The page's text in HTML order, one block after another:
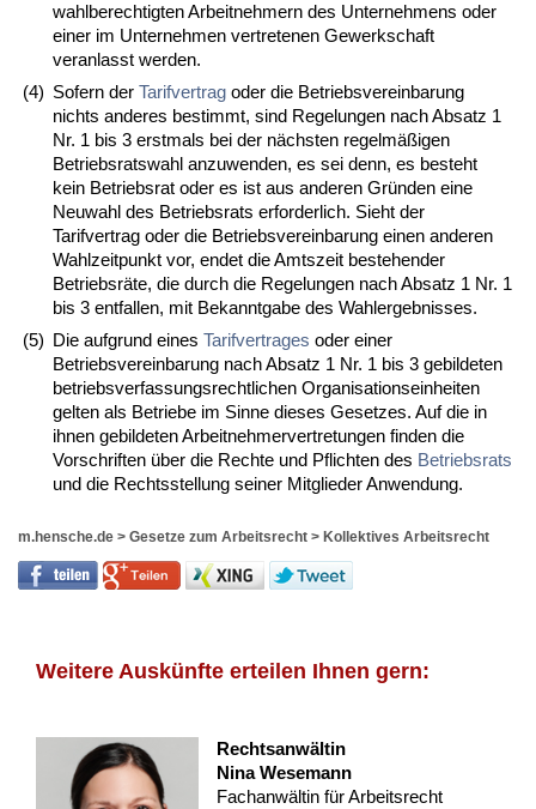
wahlberechtigten Arbeitnehmern des Unternehmens oder
einer im Unternehmen vertretenen Gewerkschaft
veranlasst werden.
(4) Sofern der Tarifvertrag oder die Betriebsvereinbarung
nichts anderes bestimmt, sind Regelungen nach Absatz 1
Nr. 1 bis 3 erstmals bei der nächsten regelmäßigen
Betriebsratswahl anzuwenden, es sei denn, es besteht
kein Betriebsrat oder es ist aus anderen Gründen eine
Neuwahl des Betriebsrats erforderlich. Sieht der
Tarifvertrag oder die Betriebsvereinbarung einen anderen
Wahlzeitpunkt vor, endet die Amtszeit bestehender
Betriebsräte, die durch die Regelungen nach Absatz 1 Nr. 1
bis 3 entfallen, mit Bekanntgabe des Wahlergebnisses.
(5) Die aufgrund eines Tarifvertrages oder einer
Betriebsvereinbarung nach Absatz 1 Nr. 1 bis 3 gebildeten
betriebsverfassungsrechtlichen Organisationseinheiten
gelten als Betriebe im Sinne dieses Gesetzes. Auf die in
ihnen gebildeten Arbeitnehmervertretungen finden die
Vorschriften über die Rechte und Pflichten des Betriebsrats
und die Rechtsstellung seiner Mitglieder Anwendung.
m.hensche.de > Gesetze zum Arbeitsrecht > Kollektives Arbeitsrecht
Weitere Auskünfte erteilen Ihnen gern:
Rechtsanwältin
Nina Wesemann
Fachanwältin für Arbeitsrecht